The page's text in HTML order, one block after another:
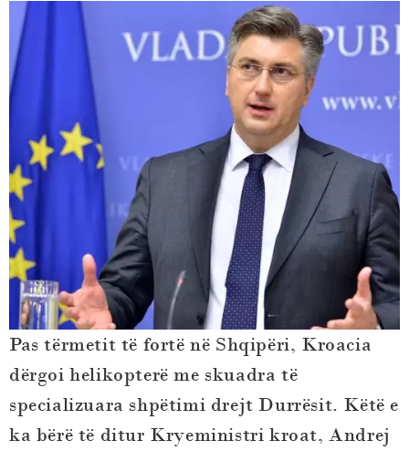
Pas tërmetit të fortë në Shqipëri, Kroacia
dërgoi helikopterë me skuadra të
specializuara shpëtimi drejt Durrësit. Këtë e
ka bërë të ditur Kryeministri kroat, Andrej